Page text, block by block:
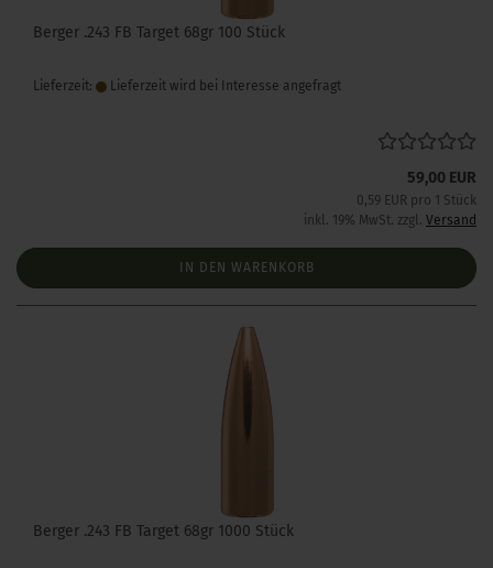
Berger .243 FB Target 68gr 100 Stück
Lieferzeit: Lieferzeit wird bei Interesse angefragt
59,00 EUR
0,59 EUR pro 1 Stück
inkl. 19% MwSt. zzgl. Versand
IN DEN WARENKORB
Berger .243 FB Target 68gr 1000 Stück